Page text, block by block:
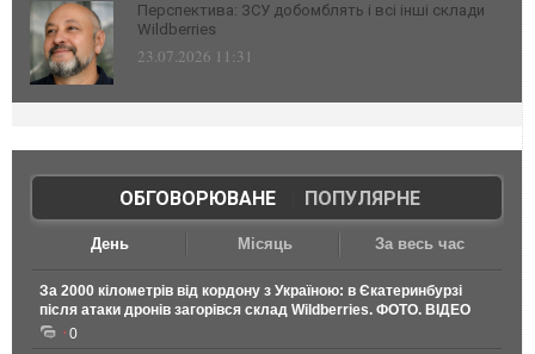
Перспектива: ЗСУ добомблять і всі інші склади
Wildberries
23.07.2026 11:31
ОБГОВОРЮВАНЕ| ПОПУЛЯРНЕ
День Місяць За весь час
За 2000 кілометрів від кордону з Україною: в Єкатеринбурзі
після атаки дронів загорівся склад Wildberries. ФОТО. ВІДЕО
0